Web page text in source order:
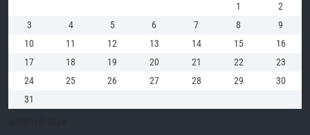
1
2
3
4 5 6 7 8
9
10
11 12 13 14 15
16
17
18 19 20 21 22
23
24
25 26 27 28 29
30
31